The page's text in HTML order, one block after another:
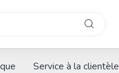
Service à la clientèle